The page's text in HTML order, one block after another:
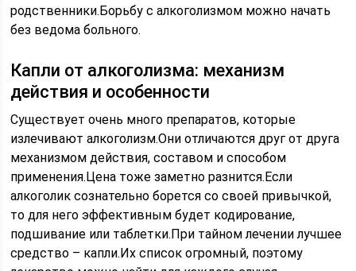
родственники.Борьбу с алкоголизмом можно начать
без ведома больного.
Капли от алкоголизма: механизм
действия и особенности
Существует очень много препаратов, которые
излечивают алкоголизм.Они отличаются друг от друга
механизмом действия, составом и способом
применения.Цена тоже заметно разнится.Если
алкоголик сознательно борется со своей привычкой,
то для него эффективным будет кодирование,
подшивание или таблетки.При тайном лечении лучшее
средство – капли.Их список огромный, поэтому